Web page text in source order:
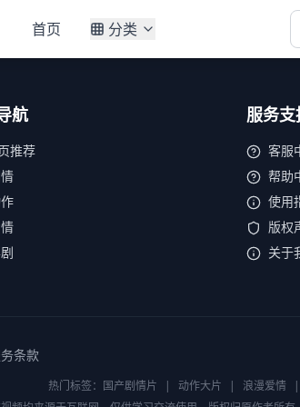
首页 分类
航
推荐
服务支
客服
帮助
使用
版权
关于
条款
热门标签： 国产剧情片 | 动作大片 | 浪漫爱情 |